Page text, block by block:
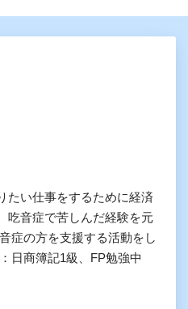
たい仕事をするために経済
吃音症で苦しんだ経験を元
症の方を支援する活動をし
日商簿記1級、FP勉強中